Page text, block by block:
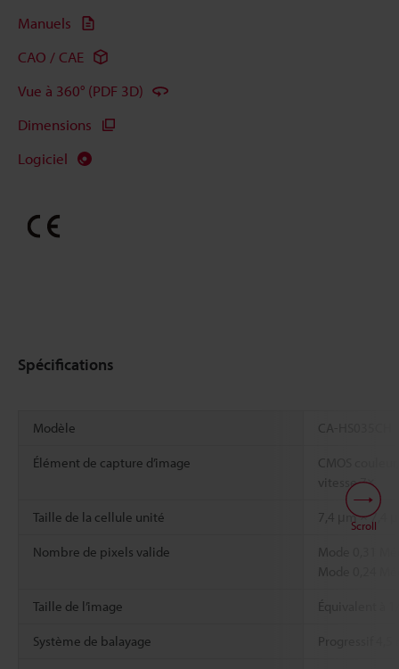
Manuels
CAO / CAE
Vue à 360° (PDF 3D)
Dimensions
Logiciel
Spécifications
Modèle CA-HS035CH
Élément de capture d’image
CMOS
vitesse 7×
Taille de la cellule unité 7,4 μm × 7,4
Nombre de pixels valide
Mode 0,31
Mode 0,24
Taille de l’image Équivalent à
Système de balayage Progressif 4,5
Scroll